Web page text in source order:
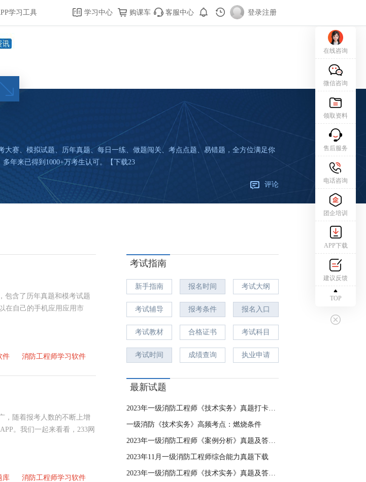
学习工具 学习中心 购课车 客服中心 登录|注册
赛、模拟试题、历年真题、每日一练、做题闯关、考点点题、易错题，全方位满足你
年来已得到1000+万考生认可。【下载23
评论
包含了历年真题和模考试题
在自己的手机应用应用市
件 消防工程师学习软件
，随着报考人数的不断上增
。我们一起来看看，233网
库 消防工程师学习软件
考试指南
新手指南 报名时间 考试大纲
考试辅导 报考条件 报名入口
考试教材 合格证书 考试科目
考试时间 成绩查询 执业申请
最新试题
2023年一级消防工程师《技术实务》真题打卡（第4天）
一级消防《技术实务》高频考点：燃烧条件
2023年一级消防工程师《案例分析》真题及答案（一）
2023年11月一级消防工程师综合能力真题下载
2023年一级消防工程师《技术实务》真题及答案（21-30题）
在线咨询
微信咨询
领取资料
售后服务
电话咨询
团企培训
APP下载
建议反馈
TOP